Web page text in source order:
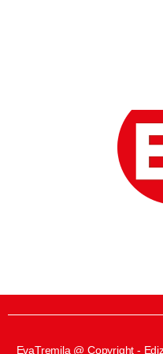
EvaTremila @ Copyright -